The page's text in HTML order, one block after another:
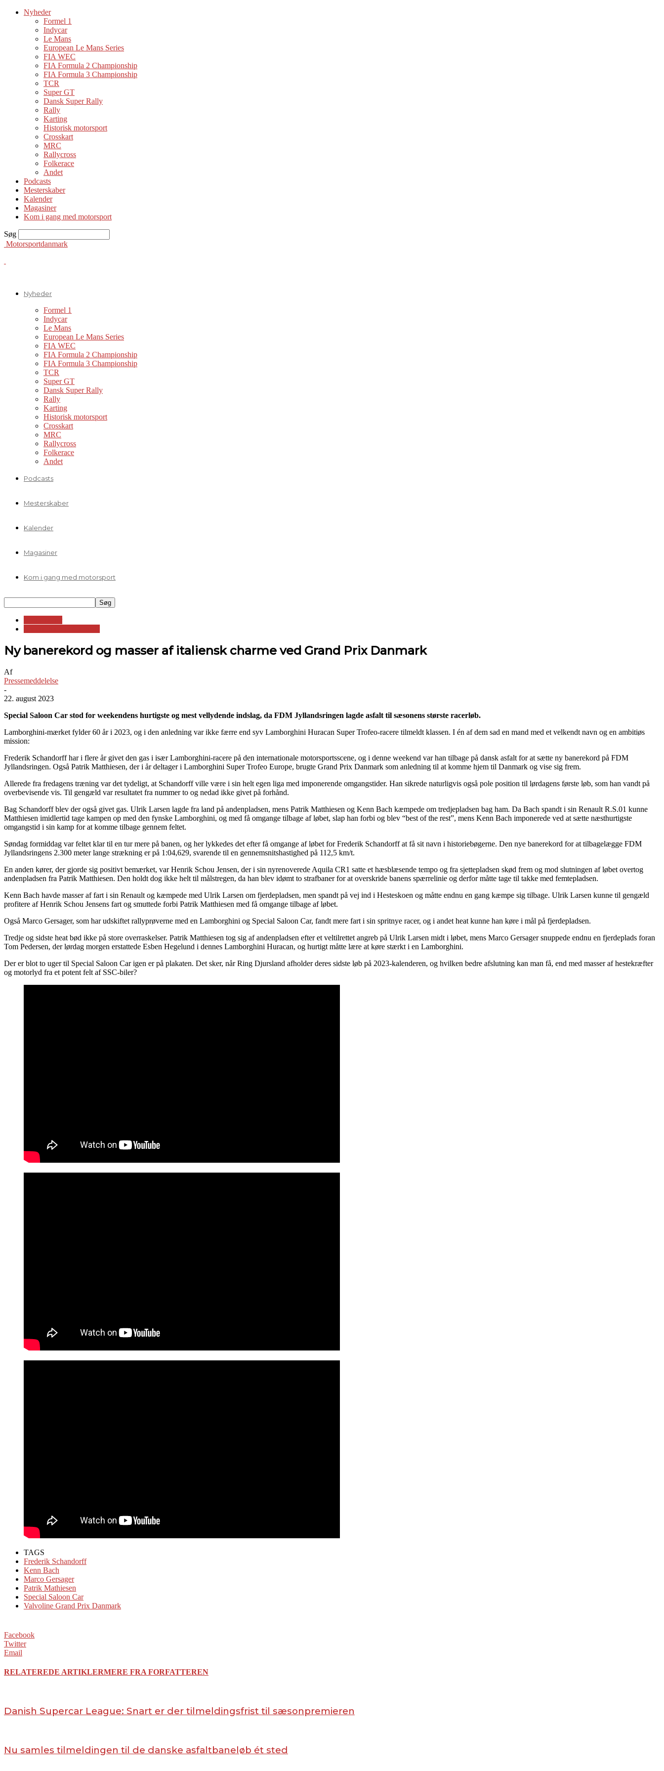
Nyheder
Formel 1
Indycar
Le Mans
European Le Mans Series
FIA WEC
FIA Formula 2 Championship
FIA Formula 3 Championship
TCR
Super GT
Dansk Super Rally
Rally
Karting
Historisk motorsport
Crosskart
MRC
Rallycross
Folkerace
Andet
Podcasts
Mesterskaber
Kalender
Magasiner
Kom i gang med motorsport
Søg
Motorsportdanmark
Nyheder
Formel 1
Indycar
Le Mans
European Le Mans Series
FIA WEC
FIA Formula 2 Championship
FIA Formula 3 Championship
TCR
Super GT
Dansk Super Rally
Rally
Karting
Historisk motorsport
Crosskart
MRC
Rallycross
Folkerace
Andet
Podcasts
Mesterskaber
Kalender
Magasiner
Kom i gang med motorsport
Ny banerekord og masser af italiensk charme ved Grand Prix Danmark
Af
Pressemeddelelse
-
22. august 2023
Special Saloon Car stod for weekendens hurtigste og mest vellydende indslag, da FDM Jyllandsringen lagde asfalt til sæsonens største racerløb.
Lamborghini-mærket fylder 60 år i 2023, og i den anledning var ikke færre end syv Lamborghini Huracan Super Trofeo-racere tilmeldt klassen. I én af dem sad en mand med et velkendt navn og en ambitiøs
mission:
Frederik Schandorff har i flere år givet den gas i især Lamborghini-racere på den internationale motorsportsscene, og i denne weekend var han tilbage på dansk asfalt for at sætte ny banerekord på FDM
Jyllandsringen. Også Patrik Matthiesen, der i år deltager i Lamborghini Super Trofeo Europe, brugte Grand Prix Danmark som anledning til at komme hjem til Danmark og vise sig frem.
Allerede fra fredagens træning var det tydeligt, at Schandorff ville være i sin helt egen liga med imponerende omgangstider. Han sikrede naturligvis også pole position til lørdagens første løb, som han vandt på
overbevisende vis. Til gengæld var resultatet fra nummer to og nedad ikke givet på forhånd.
Bag Schandorff blev der også givet gas. Ulrik Larsen lagde fra land på andenpladsen, mens Patrik Matthiesen og Kenn Bach kæmpede om tredjepladsen bag ham. Da Bach spandt i sin Renault R.S.01 kunne
Matthiesen imidlertid tage kampen op med den fynske Lamborghini, og med få omgange tilbage af løbet, slap han forbi og blev “best of the rest”, mens Kenn Bach imponerede ved at sætte næsthurtigste
omgangstid i sin kamp for at komme tilbage gennem feltet.
Søndag formiddag var feltet klar til en tur mere på banen, og her lykkedes det efter få omgange af løbet for Frederik Schandorff at få sit navn i historiebøgerne. Den nye banerekord for at tilbagelægge FDM
Jyllandsringens 2.300 meter lange strækning er på 1:04,629, svarende til en gennemsnitshastighed på 112,5 km/t.
En anden kører, der gjorde sig positivt bemærket, var Henrik Schou Jensen, der i sin nyrenoverede Aquila CR1 satte et hæsblæsende tempo og fra sjettepladsen skød frem og mod slutningen af løbet overtog
andenpladsen fra Patrik Matthiesen. Den holdt dog ikke helt til målstregen, da han blev idømt to strafbaner for at overskride banens spærrelinie og derfor måtte tage til takke med femtepladsen.
Kenn Bach havde masser af fart i sin Renault og kæmpede med Ulrik Larsen om fjerdepladsen, men spandt på vej ind i Hesteskoen og måtte endnu en gang kæmpe sig tilbage. Ulrik Larsen kunne til gengæld
profitere af Henrik Schou Jensens fart og smuttede forbi Patrik Matthiesen med få omgange tilbage af løbet.
Også Marco Gersager, som har udskiftet rallyprøverne med en Lamborghini og Special Saloon Car, fandt mere fart i sin spritnye racer, og i andet heat kunne han køre i mål på fjerdepladsen.
Tredje og sidste heat bød ikke på store overraskelser. Patrik Matthiesen tog sig af andenpladsen efter et veltilrettet angreb på Ulrik Larsen midt i løbet, mens Marco Gersager snuppede endnu en fjerdeplads foran
Tom Pedersen, der lørdag morgen erstattede Esben Hegelund i dennes Lamborghini Huracan, og hurtigt måtte lære at køre stærkt i en Lamborghini.
Der er blot to uger til Special Saloon Car igen er på plakaten. Det sker, når Ring Djursland afholder deres sidste løb på 2023-kalenderen, og hvilken bedre afslutning kan man få, end med masser af hestekræfter
og motorlyd fra et potent felt af SSC-biler?
TAGS
Frederik Schandorff
Kenn Bach
Marco Gersager
Patrik Mathiesen
Special Saloon Car
Valvoline Grand Prix Danmark
Facebook
Twitter
Email
RELATEREDE ARTIKLERMERE FRA FORFATTEREN
Danish Supercar League: Snart er der tilmeldingsfrist til sæsonpremieren
Nu samles tilmeldingen til de danske asfaltbaneløb ét sted